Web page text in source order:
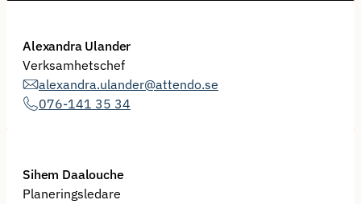
Alexandra Ulander
Verksamhetschef
alexandra.ulander@attendo.se
076-141 35 34
Sihem Daalouche
Planeringsledare